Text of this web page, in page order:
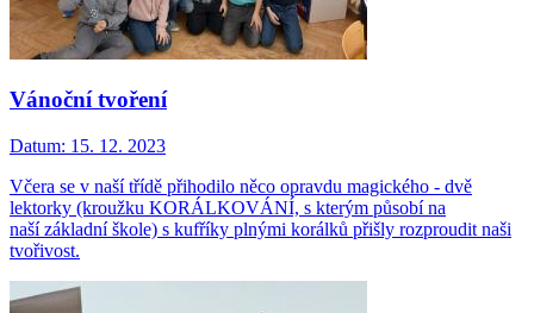
Vánoční tvoření
Datum: 15. 12. 2023
Včera se v naší třídě přihodilo něco opravdu magického - dvě
lektorky (kroužku KORÁLKOVÁNÍ, s kterým působí na
naší základní škole) s kufříky plnými korálků přišly rozproudit naši
tvořivost.